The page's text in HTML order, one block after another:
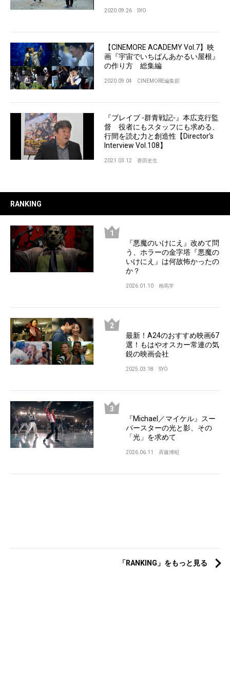
2020.09.26 SYO
【CINEMORE ACADEMY Vol.7】映
画『宇宙でいちばんあかるい屋根』
の作り方 総集編
2020.09.04 CINEMORE編集部
『ブレイブ -群青戦記-』本広克行監
督 役者にもスタッフにも求める、
行間を読む力と創造性【Director’s
Interview Vol.108】
2021.03.12 香田史生
RANKING
『悪魔のいけにえ』改めて問
う、ホラーの金字塔『悪魔の
いけにえ』は何故怖かったの
か？
2026.01.10 相馬学
最新！A24のおすすめ映画67
選！もはやオスカー常連の気
鋭の映画会社
2025.03.18 SYO
『Michael／マイケル』スー
パースターの光と影、その
「光」を求めて
2026.06.11 斉藤博昭
「RANKING」をもっと見る